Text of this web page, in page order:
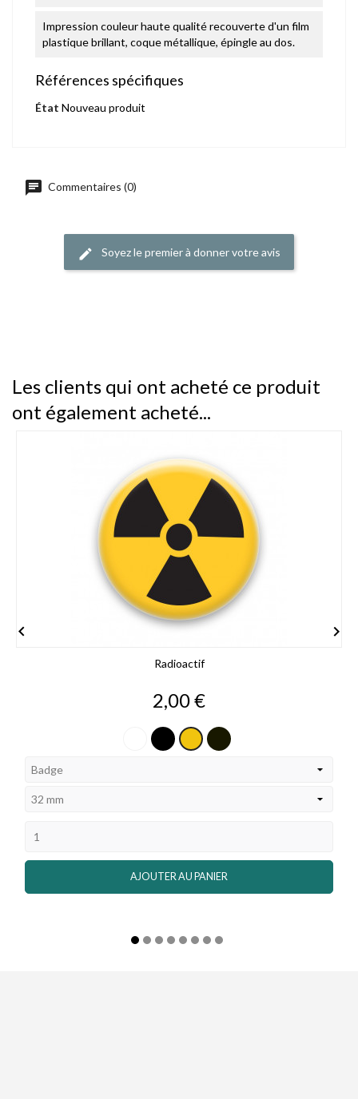
Impression couleur haute qualité recouverte d'un film
plastique brillant, coque métallique, épingle au dos.
Références spécifiques
État Nouveau produit
chat Commentaires (0)
edit Soyez le premier à donner votre avis
Les clients qui ont acheté ce produit
ont également acheté...
Radioactif
Prix
2,00 €
Blanc
Noir
et
Jaune
Noir
AJOUTER AU PANIER
 